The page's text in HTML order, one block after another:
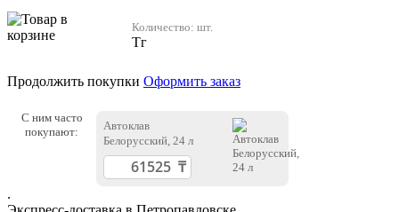
Количество: шт.
Тг
Продолжить покупки Оформить заказ
С ним часто
покупают:
Автоклав
Белорусский, 24 л
.